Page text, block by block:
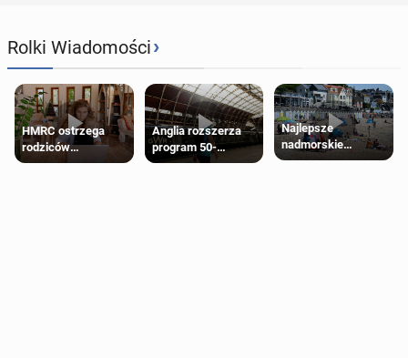
Rolki Wiadomości›
HMRC ostrzega
rodziców
pobierających Child
Anglia rozszerza
program 50-
procentowych
Najlepsze
nadmorskie
miasteczko blisko